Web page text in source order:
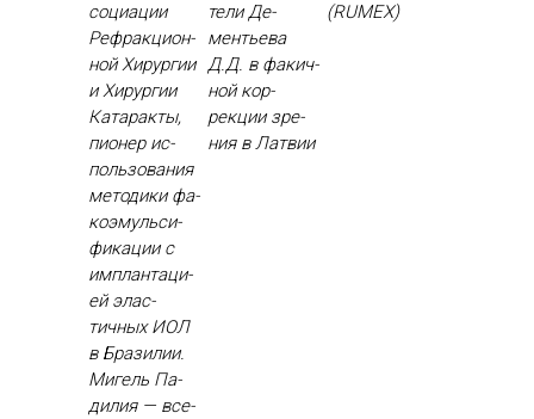
со­ци­ации
Реф­ракци­он­
ной Хи­рур­гии
и Хи­рур­гии
Ка­тарак­ты,
пи­онер ис­
поль­зо­вания
ме­тоди­ки фа­
ко­эмуль­си­
фика­ции с
им­план­та­ци­
ей элас­
тичных И­ОЛ
в Бра­зилии.
Ми­гель Па­
дилия — все­
тели Де­
менть­ева
Д.Д. в фа­кич­
ной кор­
рекции зре­
ния в Лат­вии
(RUMEX)